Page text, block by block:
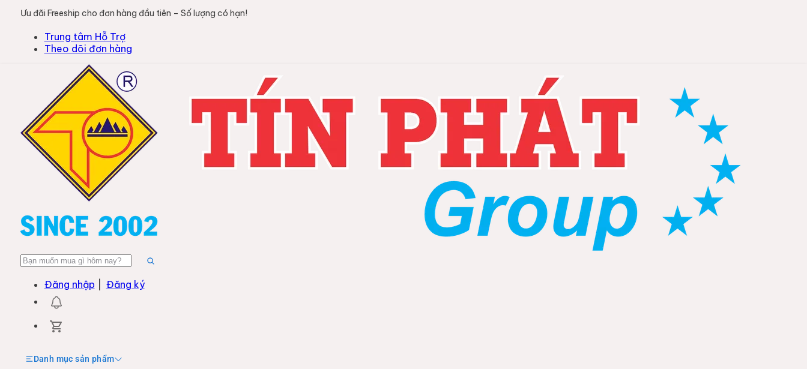
Ưu đãi Freeship cho đơn hàng đầu tiên – Số lượng có hạn!
Trung tâm Hỗ Trợ
Theo dõi đơn hàng
Đăng nhập Đăng ký
Danh mục sản phẩm